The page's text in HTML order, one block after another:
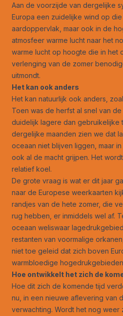
Aan de voorzijde van dergelijke
Europa een zuidelijke wind op
aardoppervlak, maar ook in de
atmosfeer warme lucht naar het
warme lucht op hoogte die in het
verlenging van de zomer
uitmondt.
Het kan ook anders
Het kan natuurlijk ook anders,
Toen was de herfst al snel van
duidelijk lagere dan gebruikelijke
dergelijke maanden zien we dat
oceaan niet blijven liggen, maar
ook al de macht grijpen. Het
relatief koel.
De grote vraag is wat er dit jaar
naar de Europese weerkaarten
randjes van de hete zomer, die
rug hebben, er inmiddels wel af.
oceaan weliswaar
restanten van voormalige
niet toe geleid dat zich boven
warmbloedige
Hoe ontwikkelt het zich de
Hoe dit zich de komende tijd
nu, in een nieuwe aflevering van
verwachting. Wordt het nog weer